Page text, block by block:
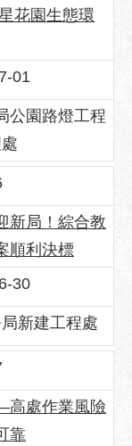
花園生態環
01
公園路燈工程
新局！綜合教
順利決標
30
新建工程處
高處作業風險
靠